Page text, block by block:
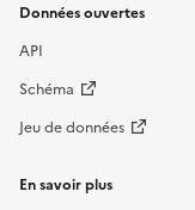
Données ouvertes
API
Schéma
Jeu de données
En savoir plus